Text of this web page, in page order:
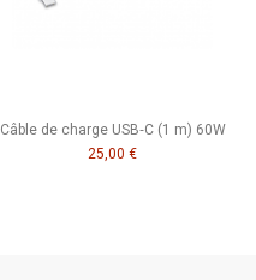
Câble de charge USB‑C (1 m) 60W
25,00 €